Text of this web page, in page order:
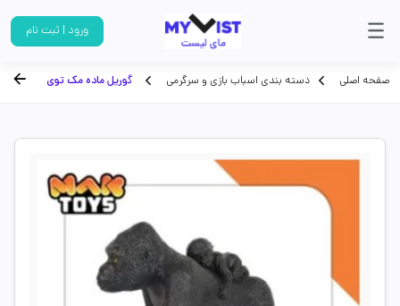
ورود | ثبت نام
صفحه اصلی دسته بندی اسباب بازی و سرگرمی گوریل ماده مک توی